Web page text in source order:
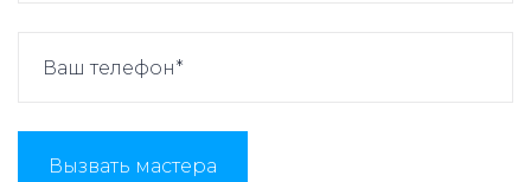
Вызвать мастера